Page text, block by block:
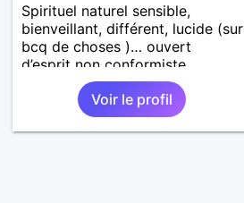
Spirituel naturel sensible,
bienveillant, différent, lucide (sur
bcq de choses )… ouvert
d’esprit non conformiste.
Recherche en l’autre un peu la
même chose…Voir le profil